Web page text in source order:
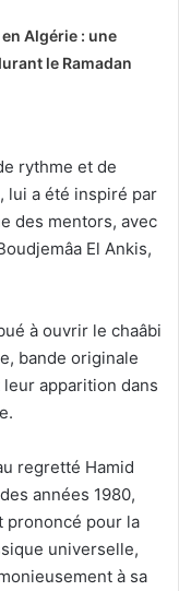
Algérie : une
le Ramadan
rythme et de
lui a été inspiré par
des mentors, avec
El Ankis,
à ouvrir le chaâbi
bande originale
apparition dans
regretté Hamid
années 1980,
prononcé pour la
universelle,
à sa